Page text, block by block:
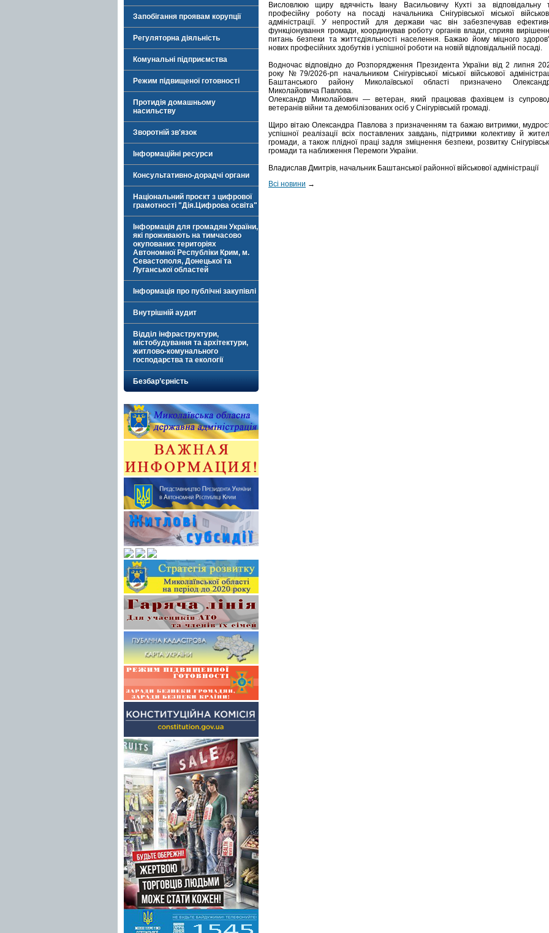
Запобігання проявам корупції
Регуляторна діяльність
Комунальні підприємства
Режим підвищеної готовності
Протидія домашньому
насильству
Зворотній зв'язок
Інформаційні ресурси
Консультативно-дорадчі органи
Національний проєкт з цифрової
грамотності "Дія.Цифрова освіта"
Інформація для громадян України,
які проживають на тимчасово
окупованих територіях
Автономної Республіки Крим, м.
Севастополя, Донецької та
Луганської областей
Інформація про публічні закупівлі
Внутрішній аудит
Відділ інфраструктури,
містобудування та архітектури,
житлово-комунального
господарства та екології
Безбар’єрність
Висловлюю щиру вдячність Івану Васильовичу Кухті за відповідальну
професійну роботу на посаді начальника Снігурівської міської
адміністрації. У непростий для держави час він забезпечував
функціонування громади, координував роботу органів влади, сприяв
питань безпеки та життєдіяльності населення. Бажаю йому міцного
нових професійних здобутків і успішної роботи на новій відповідальній посаді.
Водночас відповідно до Розпорядження Президента України від 2 липня
року №79/2026-рп начальником Снігурівської міської військової
Баштанського району Миколаївської області призначено
Миколайовича Павлова.
Олександр Миколайович — ветеран, який працював фахівцем із
ветеранів війни та демобілізованих осіб у Снігурівській громаді.
Щиро вітаю Олександра Павлова з призначенням та бажаю витримки,
успішної реалізації всіх поставлених завдань, підтримки колективу й
громади, а також плідної праці задля зміцнення безпеки, розвитку
громади та наближення Перемоги України.
Владислав Дмитрів, начальник Баштанської районної військової адміністрації
Всі новини →